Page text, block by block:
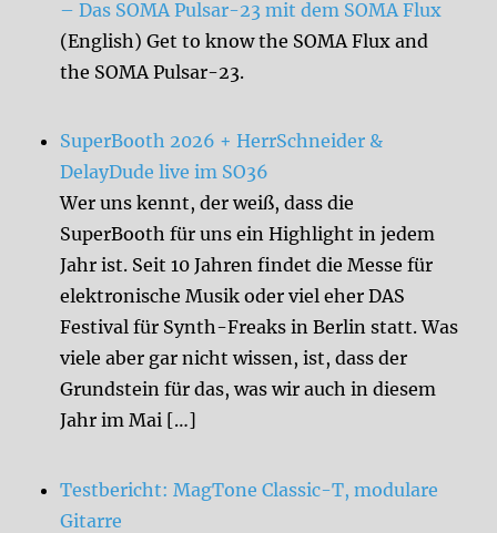
– Das SOMA Pulsar-23 mit dem SOMA Flux
(English) Get to know the SOMA Flux and
the SOMA Pulsar-23.
SuperBooth 2026 + HerrSchneider &
DelayDude live im SO36
Wer uns kennt, der weiß, dass die
SuperBooth für uns ein Highlight in jedem
Jahr ist. Seit 10 Jahren findet die Messe für
elektronische Musik oder viel eher DAS
Festival für Synth-Freaks in Berlin statt. Was
viele aber gar nicht wissen, ist, dass der
Grundstein für das, was wir auch in diesem
Jahr im Mai […]
Testbericht: MagTone Classic-T, modulare
Gitarre